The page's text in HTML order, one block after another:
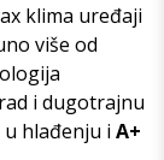
klima uređaji
više od
i dugotrajnu
u hlađenju i A+